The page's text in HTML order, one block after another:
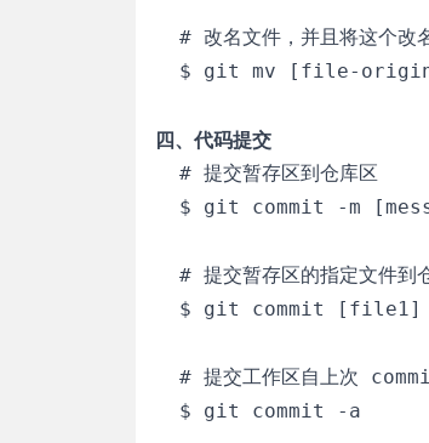
# 改名文件，并且将这个改
$ git mv [file-
四、代码提交
  # 提交暂存区到仓库区
$ git commit -m
# 提交暂存区的指定文件到
$ git commit [file1]
# 提交工作区自上次
  $ git commit -a